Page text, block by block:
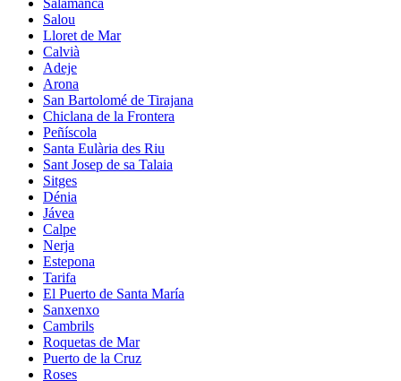
Salamanca
Salou
Lloret de Mar
Calvià
Adeje
Arona
San Bartolomé de Tirajana
Chiclana de la Frontera
Peñíscola
Santa Eulària des Riu
Sant Josep de sa Talaia
Sitges
Dénia
Jávea
Calpe
Nerja
Estepona
Tarifa
El Puerto de Santa María
Sanxenxo
Cambrils
Roquetas de Mar
Puerto de la Cruz
Roses